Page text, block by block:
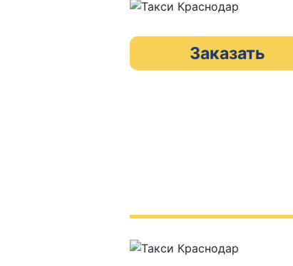
Заказать